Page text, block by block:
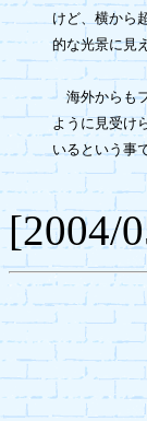
けど、横から
的な光景に見
海外からもフ
ように見受け
いるという事
[2004/